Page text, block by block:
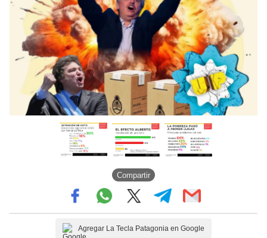
Compartir
Agregar La Tecla Patagonia en Google